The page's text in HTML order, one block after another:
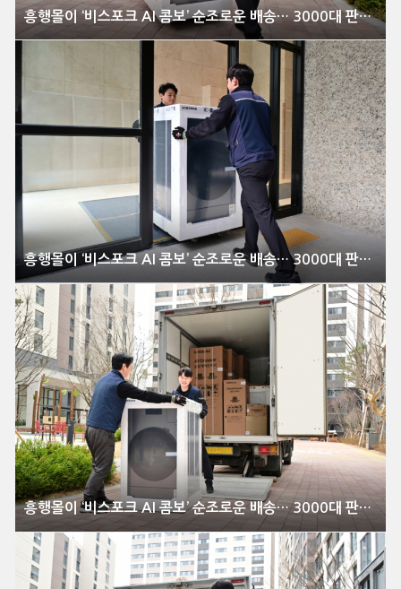
흥행몰이 ‘비스포크 AI 콤보’ 순조로운 배송… 3000대 판매 돌파
흥행몰이 ‘비스포크 AI 콤보’ 순조로운 배송… 3000대 판매 돌파
흥행몰이 ‘비스포크 AI 콤보’ 순조로운 배송… 3000대 판매 돌파